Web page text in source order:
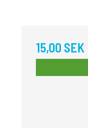
15,00 SEK